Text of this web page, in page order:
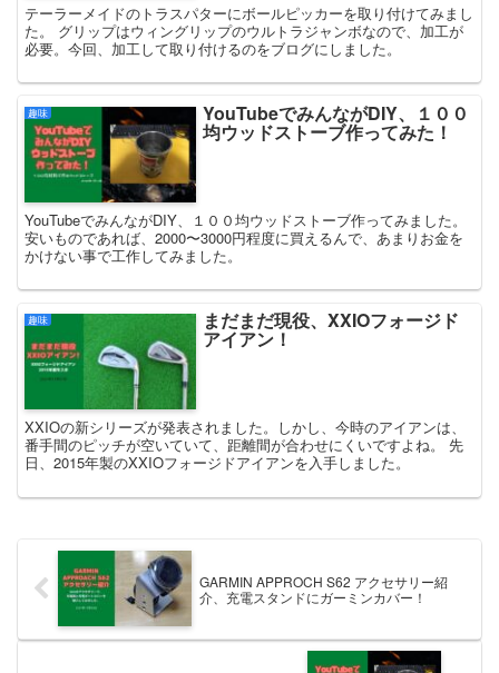
テーラーメイドのトラスパターにボールピッカーを取り付けてみまし
た。 グリップはウィングリップのウルトラジャンボなので、加工が
必要。今回、加工して取り付けるのをブログにしました。
趣味 YouTubeでみんながDIY、１００
均ウッドストーブ作ってみた！
YouTubeでみんながDIY、１００均ウッドストーブ作ってみました。
安いものであれば、2000〜3000円程度に買えるんで、あまりお金を
かけない事で工作してみました。
趣味 まだまだ現役、XXIOフォージド
アイアン！
XXIOの新シリーズが発表されました。しかし、今時のアイアンは、
番手間のピッチが空いていて、距離間が合わせにくいですよね。 先
日、2015年製のXXIOフォージドアイアンを入手しました。
GARMIN APPROCH S62 アクセサリー紹
介、充電スタンドにガーミンカバー！